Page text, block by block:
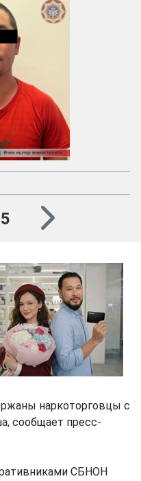
наркоторговцы с
сообщает пресс-
СБНОН